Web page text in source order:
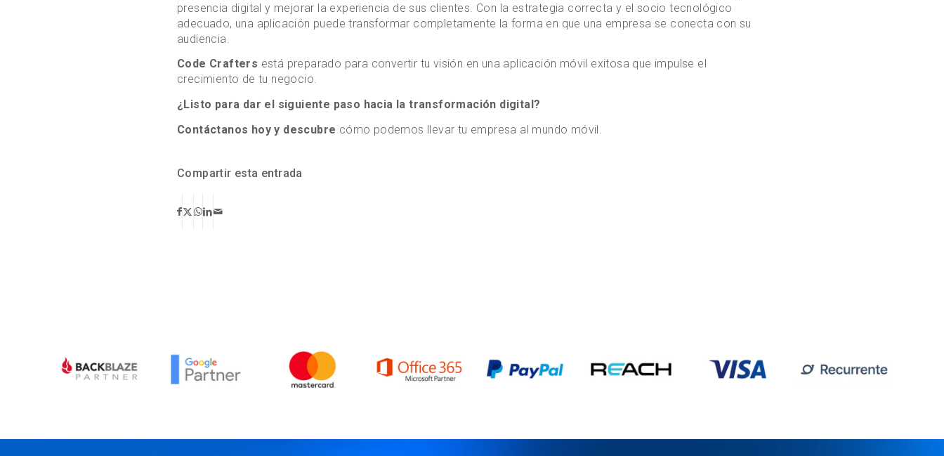
presencia digital y mejorar la experiencia de sus clientes. Con la estrategia correcta y el socio tecnológico
adecuado, una aplicación puede transformar completamente la forma en que una empresa se conecta con su
audiencia.
Code Crafters está preparado para convertir tu visión en una aplicación móvil exitosa que impulse el
crecimiento de tu negocio.
¿Listo para dar el siguiente paso hacia la transformación digital?
Contáctanos hoy y descubre cómo podemos llevar tu empresa al mundo móvil.
Compartir esta entrada